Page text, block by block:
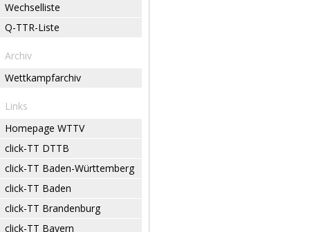
Wechselliste
Q-TTR-Liste
Archiv
Wettkampfarchiv
Links
Homepage WTTV
click-TT DTTB
click-TT Baden-Württemberg
click-TT Baden
click-TT Brandenburg
click-TT Bayern